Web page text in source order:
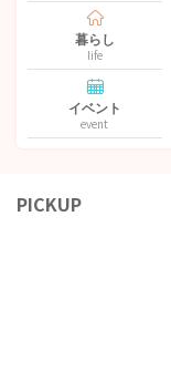
暮らし
life
イベント
event
PICKUP